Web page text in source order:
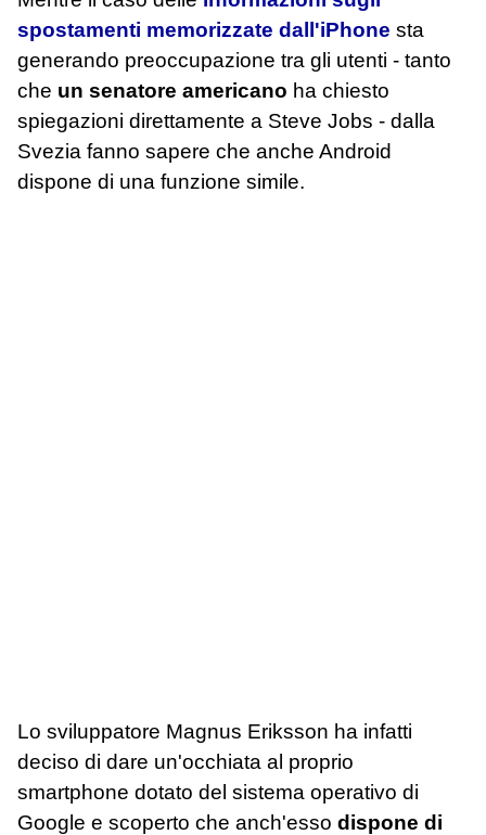
spostamenti memorizzate dall'iPhone sta
generando preoccupazione tra gli utenti - tanto
che un senatore americano ha chiesto
spiegazioni direttamente a Steve Jobs - dalla
Svezia fanno sapere che anche Android
dispone di una funzione simile.
Lo sviluppatore Magnus Eriksson ha infatti
deciso di dare un'occhiata al proprio
smartphone dotato del sistema operativo di
Google e scoperto che anch'esso dispone di